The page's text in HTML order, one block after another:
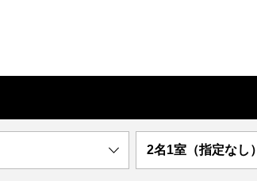
2名1室（指定なし）